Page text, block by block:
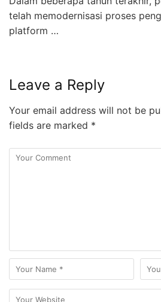
telah memodernisasi proses
platform …
Leave a Reply
Your email address will not be
fields are marked *